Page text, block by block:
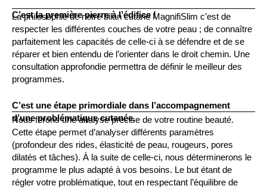
C’est la première pierre à l’édifice !
La philosophie de notre bilan cutané MagnifiSlim c’est de
respecter les différentes couches de votre peau ; de connaître
parfaitement les capacités de celle-ci à se défendre et de se
réparer et bien entendu de l’orienter dans le droit chemin. Une
consultation approfondie permettra de définir le meilleur des
programmes.
C’est une étape primordiale dans l’accompagnement
d’une problématique cutanée.
Nous ferons une analyse précise de votre routine beauté.
Cette étape permet d’analyser différents paramètres
(profondeur des rides, élasticité de peau, rougeurs, pores
dilatés et tâches). À la suite de celle-ci, nous déterminerons le
programme le plus adapté à vos besoins. Le but étant de
régler votre problématique, tout en respectant l’équilibre de